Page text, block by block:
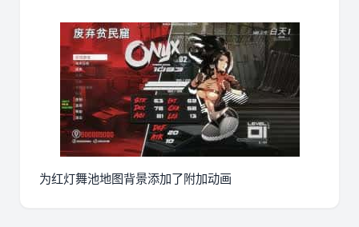
为红灯舞池地图背景添加了附加动画